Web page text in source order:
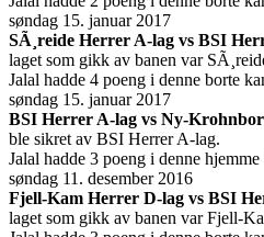
søndag 15. januar 2017
SÃ¸reide Herrer A-lag vs BSI
laget som gikk av banen var
Jalal hadde 4 poeng i denne borte
søndag 15. januar 2017
BSI Herrer A-lag vs Ny-
ble sikret av BSI Herrer A-lag.
Jalal hadde 3 poeng i denne
søndag 11. desember 2016
Fjell-Kam Herrer D-lag vs BSI
laget som gikk av banen var Fjell-